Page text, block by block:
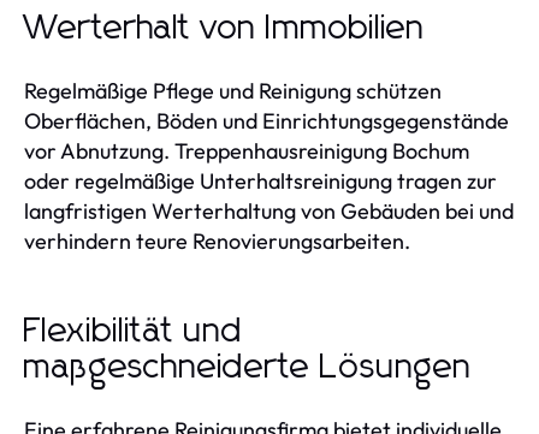
Werterhalt von Immobilien
Regelmäßige Pflege und Reinigung schützen
Oberflächen, Böden und Einrichtungsgegenstände
vor Abnutzung. Treppenhausreinigung Bochum
oder regelmäßige Unterhaltsreinigung tragen zur
langfristigen Werterhaltung von Gebäuden bei und
verhindern teure Renovierungsarbeiten.
Flexibilität und
maßgeschneiderte Lösungen